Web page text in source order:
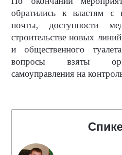
обратились к властям с
почты, доступности
строительстве новых
и общественного
вопросы взяты
самоуправления на